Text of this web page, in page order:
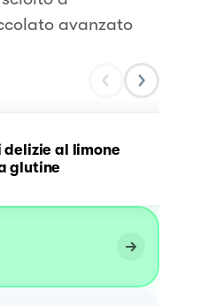
avanzato
delizie al limone
glutine